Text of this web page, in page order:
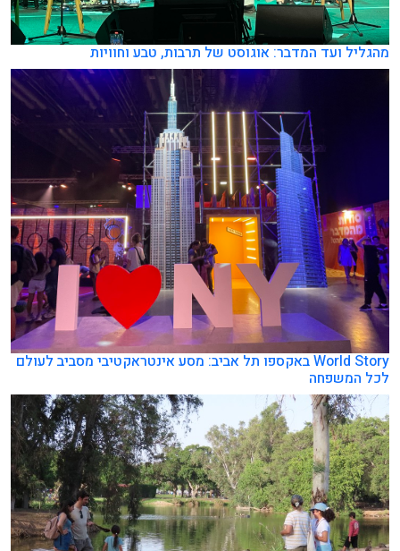
מהגליל ועד המדבר: אוגוסט של תרבות, טבע וחוויות
World Story באקספו תל אביב: מסע אינטראקטיבי מסביב לעולם
לכל המשפחה